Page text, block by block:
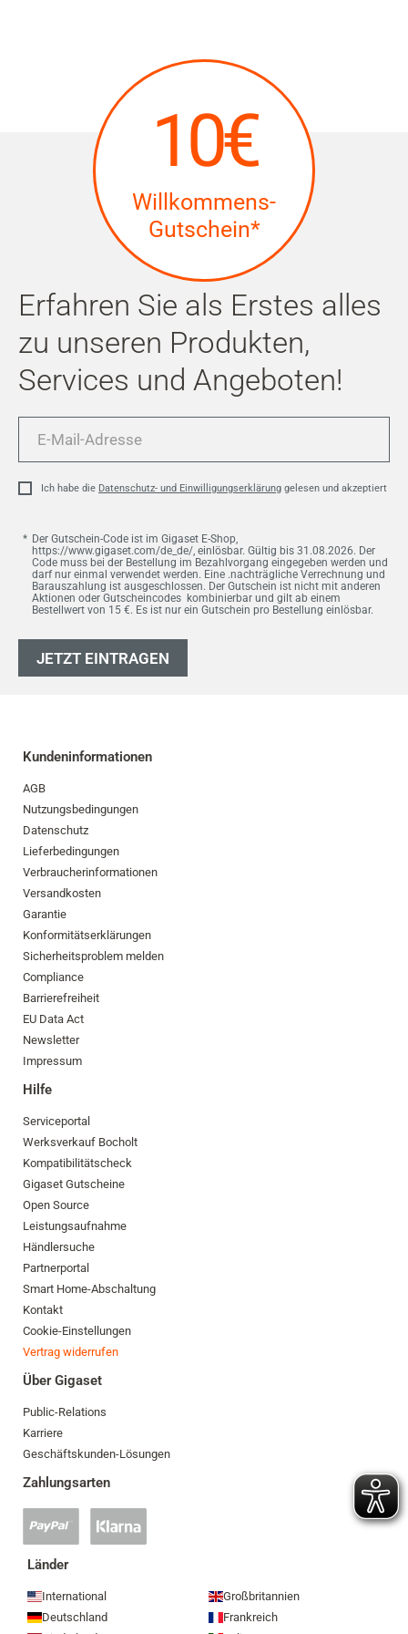
Zum Haupt-Seiteninhalt
Zur Sprachauswahl
Zu den Cookie Einstellungen
Warenkorb
Kundenkonto
Shift+Alt+A
10€
Willkommens-
Gutschein*
Erfahren Sie als Erstes alles
zu unseren Produkten,
Services und Angeboten!
Mail-
Ich habe die Datenschutz- und Einwilligungserklärung gelesen und akzeptiert
Der Gutschein-Code ist im Gigaset E-Shop,
https://www.gigaset.com/de_de/, einlösbar. Gültig bis 31.08.2026. Der
Code muss bei der Bestellung im Bezahlvorgang eingegeben werden und
darf nur einmal verwendet werden. Eine .nachträgliche Verrechnung und
Barauszahlung ist ausgeschlossen. Der Gutschein ist nicht mit anderen
Aktionen oder Gutscheincodes kombinierbar und gilt ab einem
Bestellwert von 15 €. Es ist nur ein Gutschein pro Bestellung einlösbar.
JETZT EINTRAGEN
Kundeninformationen
AGB
Nutzungsbedingungen
Datenschutz
Lieferbedingungen
Verbraucherinformationen
Versandkosten
Garantie
Konformitätserklärungen
Sicherheitsproblem melden
Compliance
Barrierefreiheit
EU Data Act
Newsletter
Impressum
Hilfe
Serviceportal
Werksverkauf Bocholt
Kompatibilitätscheck
Gigaset Gutscheine
Open Source
Leistungsaufnahme
Händlersuche
Partnerportal
Smart Home-Abschaltung
Kontakt
Cookie-Einstellungen
Vertrag widerrufen
Über Gigaset
Public-Relations
Karriere
Geschäftskunden-Lösungen
Zahlungsarten
Zahlung
Zahlung
Länder
International
Großbritannien
Deutschland
Frankreich